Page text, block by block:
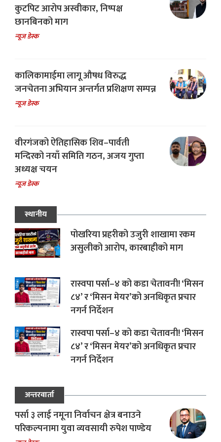
कुटपिट आरोप अस्वीकार, निष्पक्ष
छानबिनको माग
न्यूज डेस्क
कालिकामाईमा लागू औषध विरुद्ध
जनचेतना अभियान अन्तर्गत प्रशिक्षण सम्पन्न
न्यूज डेस्क
वीरगंजको ऐतिहासिक शिव–पार्वती
मन्दिरको नयाँ समिति गठन, अजय गुप्ता
अध्यक्ष चयन
न्यूज डेस्क
स्थानीय
पोखरिया प्रहरीको उजुरी शाखामा रकम
असुलीको आरोप, कारबाहीको माग
रास्वपा पर्सा–४ को कडा चेतावनी! ‘मिसन
८४’ र ‘मिसन मेयर’को अनधिकृत प्रचार
नगर्न निर्देशन
रास्वपा पर्सा–४ को कडा चेतावनी! ‘मिसन
८४’ र ‘मिसन मेयर’को अनधिकृत प्रचार
नगर्न निर्देशन
अन्तरवार्ता
पर्सा ३ लाई नमूना निर्वाचन क्षेत्र बनाउने
परिकल्पनामा युवा व्यवसायी रुपेश पाण्डेय